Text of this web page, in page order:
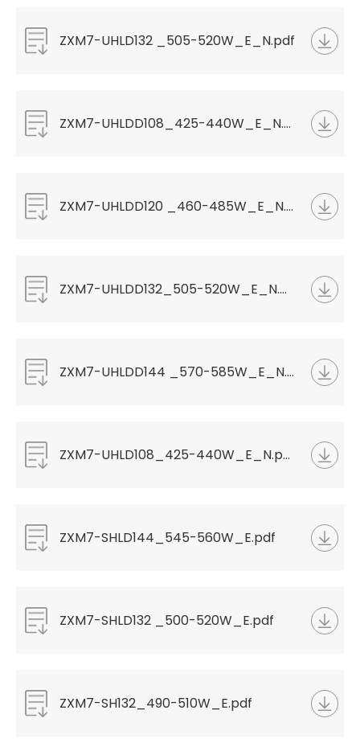
ZXM7-UHLD132 _505-520W_E_N.pdf
ZXM7-UHLDD108_425-440W_E_N.pdf
ZXM7-UHLDD120 _460-485W_E_N.pdf
ZXM7-UHLDD132_505-520W_E_N.pdf
ZXM7-UHLDD144 _570-585W_E_N.pdf
ZXM7-UHLD108_425-440W_E_N.pdf
ZXM7-SHLD144_545-560W_E.pdf
ZXM7-SHLD132 _500-520W_E.pdf
ZXM7-SH132_490-510W_E.pdf